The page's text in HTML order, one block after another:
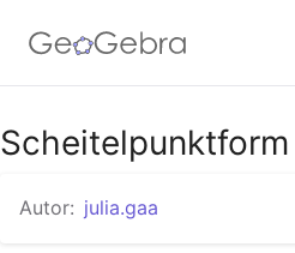
Google Classroom
GeoGebra Classroom
Scheitelpunktform
Autor: julia.gaa